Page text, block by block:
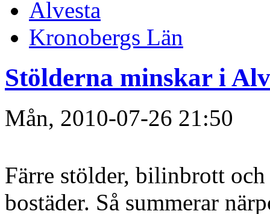
Alvesta
Kronobergs Län
Stölderna minskar i
Mån, 2010-07-26 21:50
Färre stölder, bilinbrott
bostäder. Så summerar